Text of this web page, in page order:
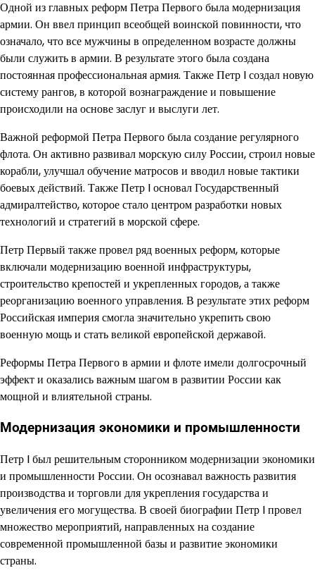
Одной из главных реформ Петра Первого была модернизация
армии. Он ввел принцип всеобщей воинской повинности, что
означало, что все мужчины в определенном возрасте должны
были служить в армии. В результате этого была создана
постоянная профессиональная армия. Также Петр I создал новую
систему рангов, в которой вознаграждение и повышение
происходили на основе заслуг и выслуги лет.
Важной реформой Петра Первого была создание регулярного
флота. Он активно развивал морскую силу России, строил новые
корабли, улучшал обучение матросов и вводил новые тактики
боевых действий. Также Петр I основал Государственный
адмиралтейство, которое стало центром разработки новых
технологий и стратегий в морской сфере.
Петр Первый также провел ряд военных реформ, которые
включали модернизацию военной инфраструктуры,
строительство крепостей и укрепленных городов, а также
реорганизацию военного управления. В результате этих реформ
Российская империя смогла значительно укрепить свою
военную мощь и стать великой европейской державой.
Реформы Петра Первого в армии и флоте имели долгосрочный
эффект и оказались важным шагом в развитии России как
мощной и влиятельной страны.
Модернизация экономики и промышленности
Петр I был решительным сторонником модернизации экономики
и промышленности России. Он осознавал важность развития
производства и торговли для укрепления государства и
увеличения его могущества. В своей биографии Петр I провел
множество мероприятий, направленных на создание
современной промышленной базы и развитие экономики
страны.